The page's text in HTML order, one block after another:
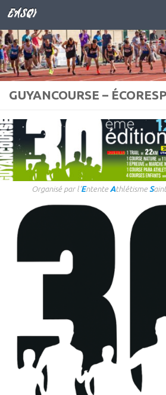
Skip to content
EASQY
GUYANCOURSE –
Organisé par l’EntenteAthlétismeS